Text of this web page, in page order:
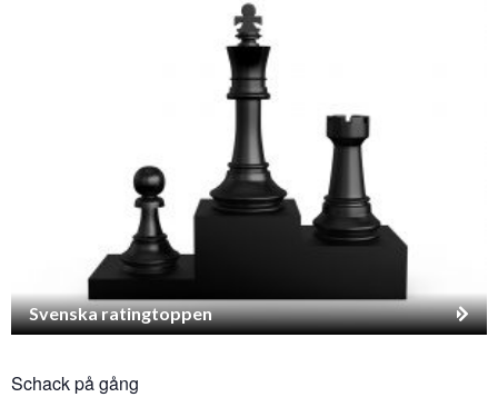
Svenska ratingtoppen
Schack på gång